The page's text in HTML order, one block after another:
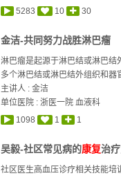
5283
10 30
金洁-共同努力战胜淋巴瘤
淋巴瘤是起源于淋巴结或淋巴
多个淋巴结或淋巴结外组织和器
主讲人 :金洁
单位医院 : 浙医一院 血液科
1098
1 1
吴毅-社区常见病的康复治
社区医生高血压诊疗相关技能培